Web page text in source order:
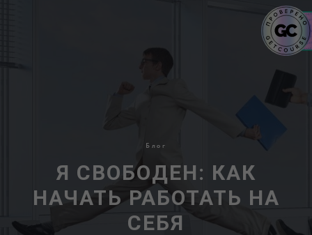
Блог
Я СВОБОДЕН: КАК
НАЧАТЬ РАБОТАТЬ НА
СЕБЯ